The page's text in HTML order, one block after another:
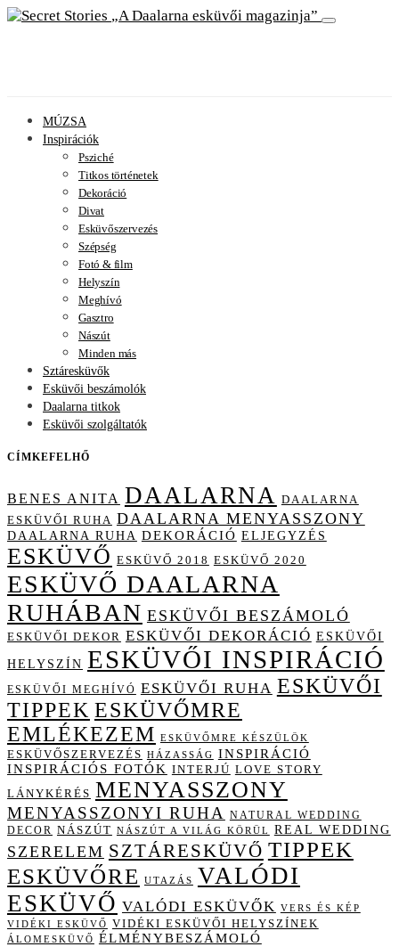
A Daalarna esküvői magazinja
MÚZSA
Inspirációk
Psziché
Titkos történetek
Dekoráció
Divat
Esküvőszervezés
Szépség
Fotó & film
Helyszín
Meghívó
Gasztro
Nászút
Minden más
Sztáresküvők
Esküvői beszámolók
Daalarna titkok
Esküvői szolgáltatók
CÍMKEFELHŐ
BENES ANITA DAALARNA DAALARNA
ESKÜVŐI RUHA DAALARNA MENYASSZONY
DAALARNA RUHA DEKORÁCIÓ ELJEGYZÉS
ESKÜVŐ ESKÜVŐ 2018 ESKÜVŐ 2020
ESKÜVŐ DAALARNA
RUHÁBAN ESKÜVŐI BESZÁMOLÓ
ESKÜVŐI DEKOR ESKÜVŐI DEKORÁCIÓ ESKÜVŐI
HELYSZÍN ESKÜVŐI INSPIRÁCIÓ
ESKÜVŐI MEGHÍVÓ ESKÜVŐI RUHA ESKÜVŐI
TIPPEK ESKÜVŐMRE
EMLÉKEZEM ESKÜVŐMRE KÉSZÜLÖK
ESKÜVŐSZERVEZÉS HÁZASSÁG INSPIRÁCIÓ
INSPIRÁCIÓS FOTÓK INTERJÚ LOVE STORY
LÁNYKÉRÉS MENYASSZONY
MENYASSZONYI RUHA
NATURAL WEDDING
DECOR NÁSZÚT NÁSZÚT A VILÁG KÖRÜL REAL WEDDING
SZERELEM SZTÁRESKÜVŐ TIPPEK
ESKÜVŐRE
UTAZÁS VALÓDI
ESKÜVŐ VALÓDI ESKÜVŐK VERS ÉS KÉP
VIDÉKI ESKÜVŐ VIDÉKI ESKÜVŐI HELYSZÍNEK
ÁLOMESKÜVŐ ÉLMÉNYBESZÁMOLÓ